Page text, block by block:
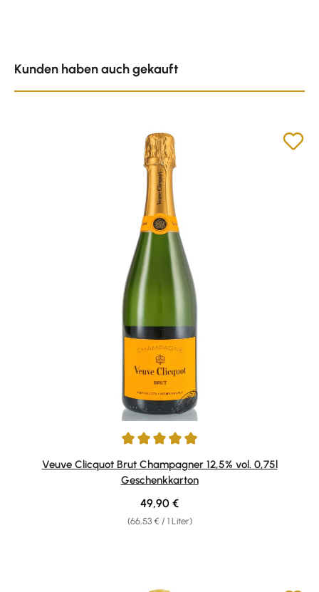
Kunden haben auch gekauft
Durchschnittliche Bewertung von 5 von 5 Sternen
Veuve Clicquot Brut Champagner 12,5% vol. 0,75l
Geschenkkarton
(66,53 € / 1 Liter)
Regulärer Preis:
49,90 €